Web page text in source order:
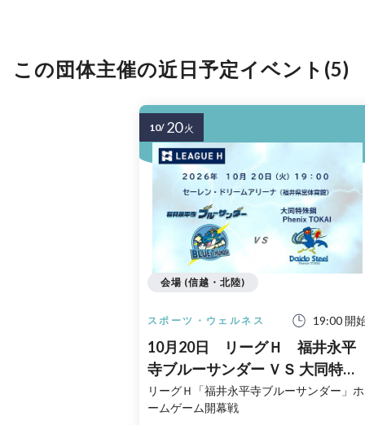
この団体主催の近日予定イベント(5)
スポーツ・ウェルネス 19:00 開
10月20日 リーグＨ 福井永平
寺ブルーサンダー ＶＳ 大同特殊
鋼 Phenix TOKAI
リーグＨ「福井永平寺ブルーサンダー」ホ
ームゲーム開幕戦
会場 (信越・北陸)
10/ 20 火